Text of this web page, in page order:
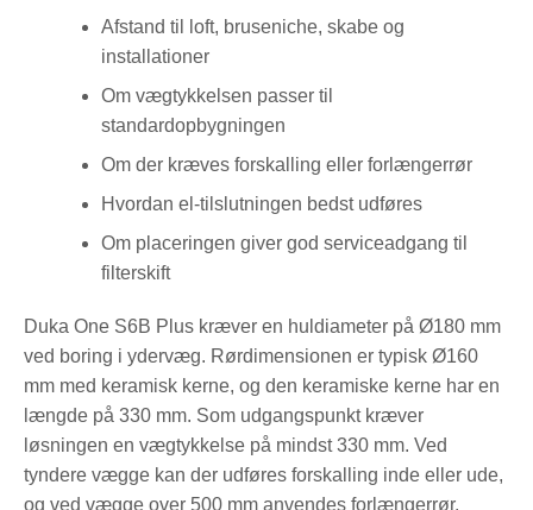
Afstand til loft, bruseniche, skabe og
installationer
Om vægtykkelsen passer til
standardopbygningen
Om der kræves forskalling eller forlængerrør
Hvordan el-tilslutningen bedst udføres
Om placeringen giver god serviceadgang til
filterskift
Duka One S6B Plus kræver en huldiameter på Ø180 mm
ved boring i ydervæg. Rørdimensionen er typisk Ø160
mm med keramisk kerne, og den keramiske kerne har en
længde på 330 mm. Som udgangspunkt kræver
løsningen en vægtykkelse på mindst 330 mm. Ved
tyndere vægge kan der udføres forskalling inde eller ude,
og ved vægge over 500 mm anvendes forlængerrør.